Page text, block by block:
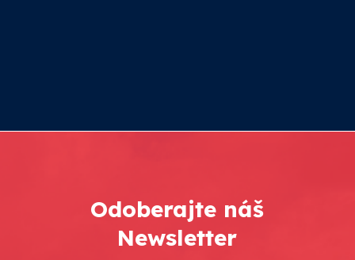
Odoberajte náš
Newsletter